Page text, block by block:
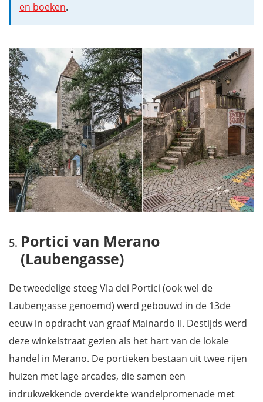
en boeken.
Portici van Merano
(Laubengasse)
De tweedelige steeg Via dei Portici (ook wel de
Laubengasse genoemd) werd gebouwd in de 13de
eeuw in opdracht van graaf Mainardo II. Destijds werd
deze winkelstraat gezien als het hart van de lokale
handel in Merano. De portieken bestaan uit twee rijen
huizen met lage arcades, die samen een
indrukwekkende overdekte wandelpromenade met